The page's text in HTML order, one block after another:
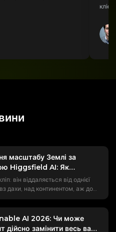
масштабу Землі за
Higgsfield AI: Як
ефект
він віддаляється від однієї
дахи, над континентом, аж до
набрав понад мільярд
більшість із них створені за
інтелекту Хіггсфілда.
AI 2026: Чи може
дійсно замінити весь ваш